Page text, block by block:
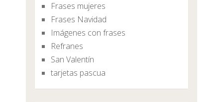
Frases mujeres
Frases Navidad
Imágenes con frases
Refranes
San Valentín
tarjetas pascua